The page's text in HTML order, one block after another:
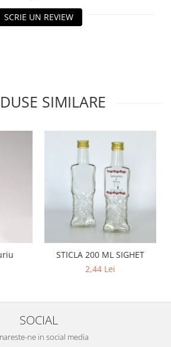
SCRIE UN REVIEW
SIMILARE
STICLA 200 ML SIGHET
2,44 Lei
SOCIAL
ne in social media